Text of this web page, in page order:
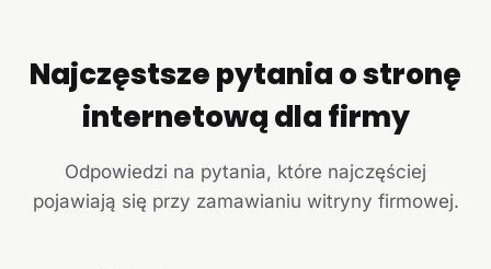
Najczęstsze pytania o stronę
internetową dla firmy
Odpowiedzi na pytania, które najczęściej
pojawiają się przy zamawianiu witryny firmowej.